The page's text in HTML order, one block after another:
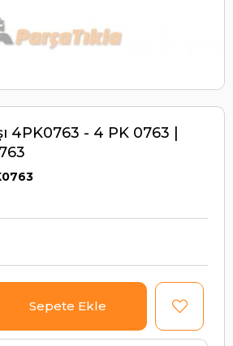
4PK0763 - 4 PK 0763 |